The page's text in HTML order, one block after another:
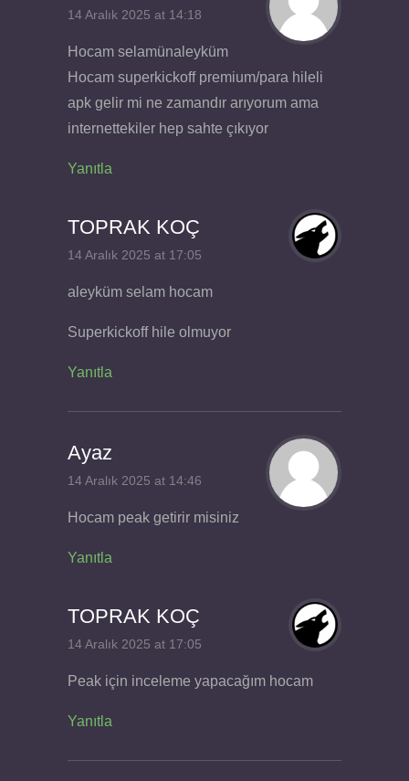
14 Aralık 2025 at 14:18
Hocam selamünaleyküm
Hocam superkickoff premium/para hileli
apk gelir mi ne zamandır arıyorum ama
internettekiler hep sahte çıkıyor
Yanıtla
TOPRAK KOÇ
14 Aralık 2025 at 17:05
aleyküm selam hocam
Superkickoff hile olmuyor
Yanıtla
Ayaz
14 Aralık 2025 at 14:46
Hocam peak getirir misiniz
Yanıtla
TOPRAK KOÇ
14 Aralık 2025 at 17:05
Peak için inceleme yapacağım hocam
Yanıtla